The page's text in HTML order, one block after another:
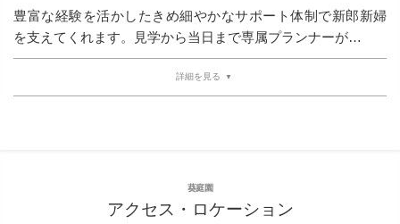
豊富な経験を活かしたきめ細やかなサポート体制で新郎新婦
を支えてくれます。見学から当日まで専属プランナーが…
詳細を見る
葵庭園
アクセス・ロケーション